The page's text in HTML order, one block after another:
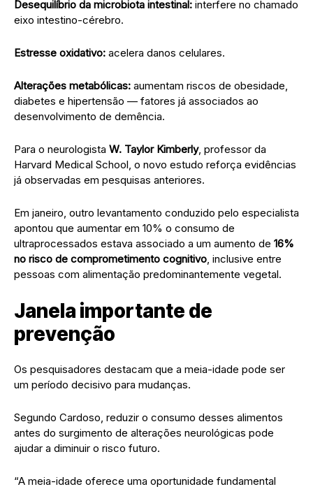
Desequilíbrio da microbiota intestinal: interfere no chamado
eixo intestino-cérebro.
Estresse oxidativo: acelera danos celulares.
Alterações metabólicas: aumentam riscos de obesidade,
diabetes e hipertensão — fatores já associados ao
desenvolvimento de demência.
Para o neurologista W. Taylor Kimberly, professor da
Harvard Medical School, o novo estudo reforça evidências
já observadas em pesquisas anteriores.
Em janeiro, outro levantamento conduzido pelo especialista
apontou que aumentar em 10% o consumo de
ultraprocessados estava associado a um aumento de 16%
no risco de comprometimento cognitivo, inclusive entre
pessoas com alimentação predominantemente vegetal.
Janela importante de
prevenção
Os pesquisadores destacam que a meia-idade pode ser
um período decisivo para mudanças.
Segundo Cardoso, reduzir o consumo desses alimentos
antes do surgimento de alterações neurológicas pode
ajudar a diminuir o risco futuro.
“A meia-idade oferece uma oportunidade fundamental